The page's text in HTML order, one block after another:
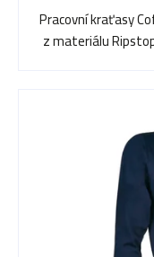
Pracovní kraťasy
z materiálu